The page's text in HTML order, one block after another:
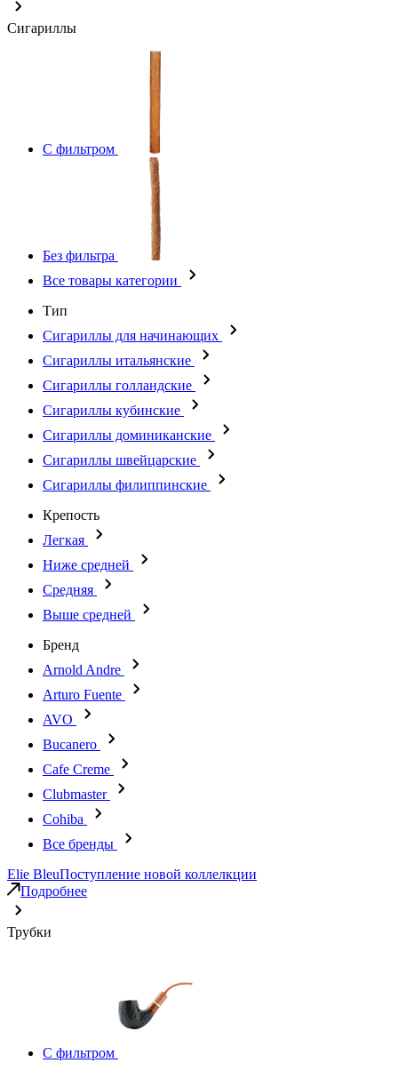
Сигариллы
С фильтром
Без фильтра
Все товары категории
Тип
Сигариллы для начинающих
Сигариллы итальянские
Сигариллы голландские
Сигариллы кубинские
Сигариллы доминиканские
Сигариллы швейцарские
Сигариллы филиппинские
Крепость
Легкая
Ниже средней
Средняя
Выше средней
Бренд
Arnold Andre
Arturo Fuente
AVO
Bucanero
Cafe Creme
Clubmaster
Cohiba
Все бренды
Elie BleuПоступление новой коллелкции
Подробнее
Трубки
С фильтром